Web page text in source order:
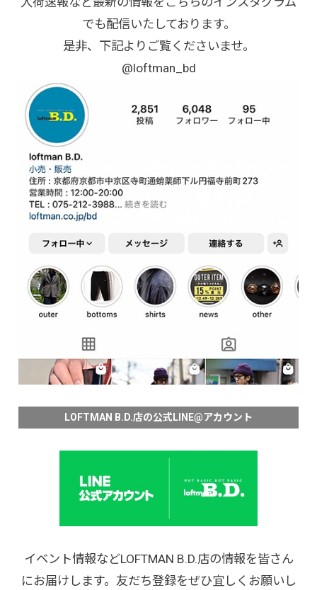
でも配信いたしております。
是非、下記よりご覧くださいませ。
@loftman_bd
LOFTMAN B.D.店の公式LINE@アカウント
イベント情報などLOFTMAN B.D.店の情報を皆さん
にお届けします。友だち登録をぜひ宜しくお願いし